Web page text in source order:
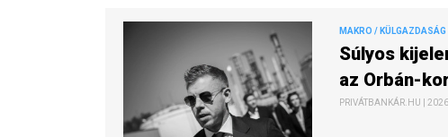
MAKRO / KÜLGAZDASÁG
Súlyos
az Orbán-
PRIVÁTBANKÁR.HU |